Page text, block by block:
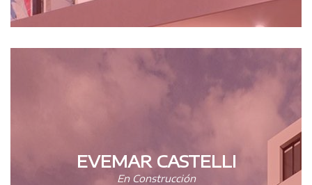
EVEMAR CASTELLI
En Construcción